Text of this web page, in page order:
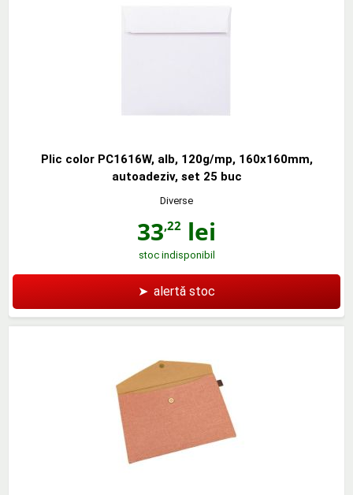
Plic color PC1616W, alb, 120g/mp, 160x160mm,
autoadeziv, set 25 buc
Diverse
33,22 lei
stoc indisponibil
➤ alertă stoc